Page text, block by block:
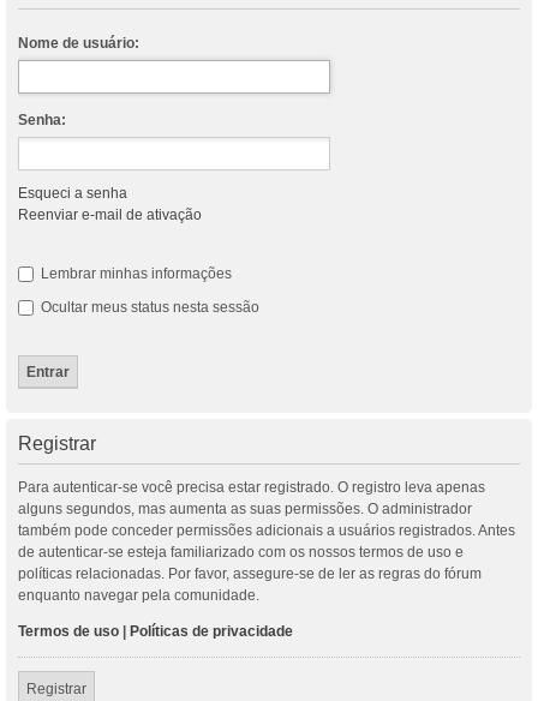
Nome de usuário:
Senha:
Esqueci a senha
Reenviar e-mail de ativação
Lembrar minhas informações
Ocultar meus status nesta sessão
Registrar
Para autenticar-se você precisa estar registrado. O registro leva apenas
alguns segundos, mas aumenta as suas permissões. O administrador
também pode conceder permissões adicionais a usuários registrados. Antes
de autenticar-se esteja familiarizado com os nossos termos de uso e
políticas relacionadas. Por favor, assegure-se de ler as regras do fórum
enquanto navegar pela comunidade.
Termos de uso Políticas de privacidade
Registrar